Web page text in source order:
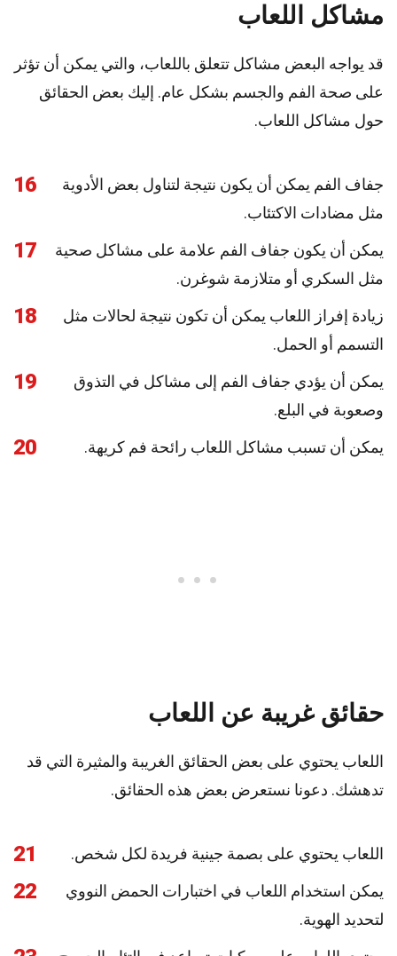
مشاكل اللعاب
قد يواجه البعض مشاكل تتعلق باللعاب، والتي يمكن أن تؤثر
على صحة الفم والجسم بشكل عام. إليك بعض الحقائق
حول مشاكل اللعاب.
16
جفاف الفم يمكن أن يكون نتيجة لتناول بعض الأدوية
مثل مضادات الاكتئاب.
17
يمكن أن يكون جفاف الفم علامة على مشاكل صحية
مثل السكري أو متلازمة شوغرن.
18
زيادة إفراز اللعاب يمكن أن تكون نتيجة لحالات مثل
التسمم أو الحمل.
19
يمكن أن يؤدي جفاف الفم إلى مشاكل في التذوق
وصعوبة في البلع.
20 يمكن أن تسبب مشاكل اللعاب رائحة فم كريهة.
حقائق غريبة عن اللعاب
اللعاب يحتوي على بعض الحقائق الغريبة والمثيرة التي قد
تدهشك. دعونا نستعرض بعض هذه الحقائق.
21 اللعاب يحتوي على بصمة جينية فريدة لكل شخص.
22
يمكن استخدام اللعاب في اختبارات الحمض النووي
لتحديد الهوية.